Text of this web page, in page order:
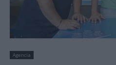
Agencia